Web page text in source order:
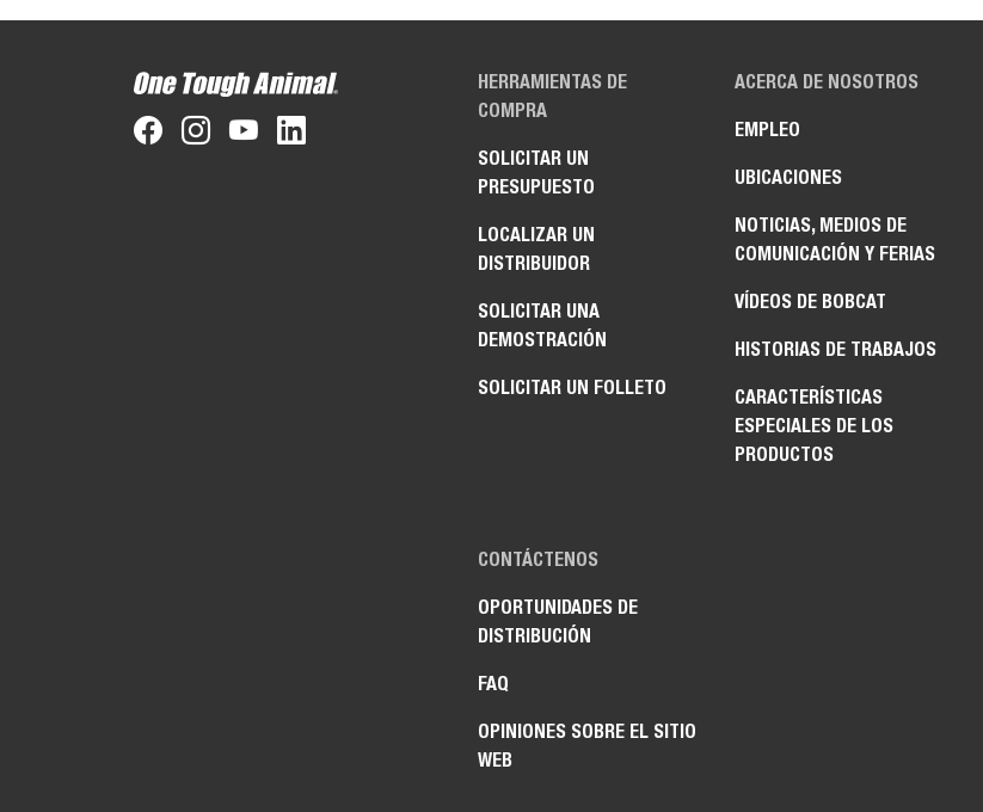
HERRAMIENTAS DE
COMPRA
SOLICITAR UN
PRESUPUESTO
LOCALIZAR UN
DISTRIBUIDOR
SOLICITAR UNA
DEMOSTRACIÓN
SOLICITAR UN FOLLETO
ACERCA DE NOSOTROS
EMPLEO
UBICACIONES
NOTICIAS, MEDIOS DE
COMUNICACIÓN Y FERIAS
VÍDEOS DE BOBCAT
HISTORIAS DE TRABAJOS
CARACTERÍSTICAS
ESPECIALES DE LOS
PRODUCTOS
CONTÁCTENOS
OPORTUNIDADES DE
DISTRIBUCIÓN
FAQ
OPINIONES SOBRE EL SITIO
WEB